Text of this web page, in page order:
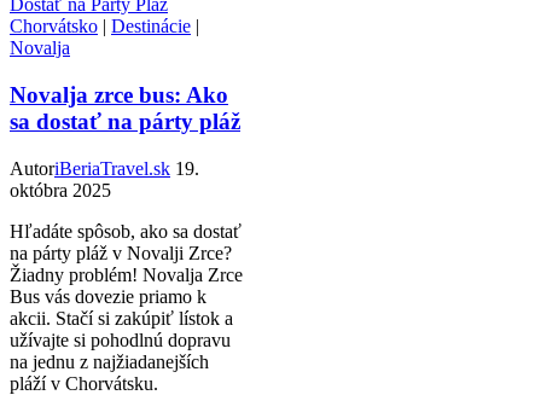
Chorvátsko | Destinácie |
Novalja
Novalja zrce bus: Ako
sa dostať na párty pláž
AutoriBeriaTravel.sk 19.
októbra 2025
Hľadáte spôsob, ako sa dostať
na párty pláž v Novalji Zrce?
Žiadny problém! Novalja Zrce
Bus vás dovezie priamo k
akcii. Stačí si zakúpiť lístok a
užívajte si pohodlnú dopravu
na jednu z najžiadanejších
pláží v Chorvátsku.